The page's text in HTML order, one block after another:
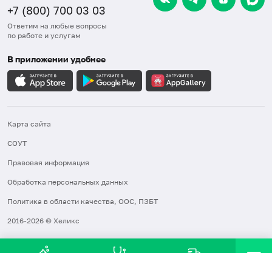
+7 (800) 700 03 03
Ответим на любые вопросы
по работе и услугам
В приложении удобнее
Карта сайта
СОУТ
Правовая информация
Обработка персональных данных
Политика в области качества, ООС, ПЗБТ
2016-2026 © Хеликс